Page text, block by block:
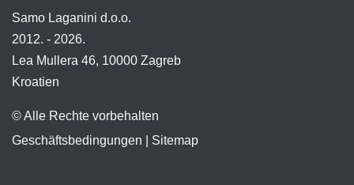
Samo Laganini d.o.o.
2012. - 2026.
Lea Mullera 46, 10000 Zagreb
Kroatien
© Alle Rechte vorbehalten
Geschäftsbedingungen
Sitemap